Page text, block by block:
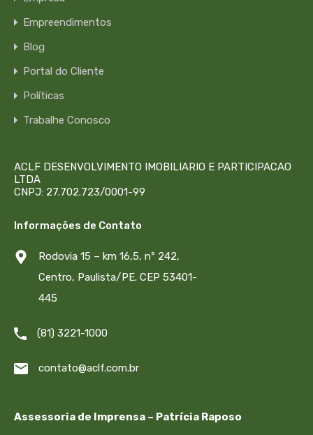
Empreendimentos
Blog
Portal do Cliente
Políticas
Trabalhe Conosco
ACLF DESENVOLVIMENTO IMOBILIARIO E PARTICIPACAO
LTDA
CNPJ: 27.702.723/0001-99
Informações de Contato
Rodovia 15 – km 16,5, nº 242,
Centro, Paulista/PE. CEP 53401-
445
(81) 3221-1000
contato@aclf.com.br
Assessoria de Imprensa – Patrícia Raposo